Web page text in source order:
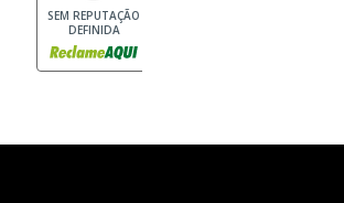
SEM REPUTAÇÃO
DEFINIDA